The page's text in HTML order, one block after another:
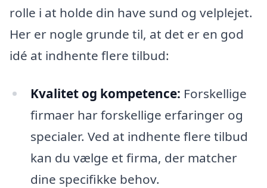
rolle i at holde din have sund og velplejet.
Her er nogle grunde til, at det er en god
idé at indhente flere tilbud:
Kvalitet og kompetence: Forskellige
firmaer har forskellige erfaringer og
specialer. Ved at indhente flere tilbud
kan du vælge et firma, der matcher
dine specifikke behov.